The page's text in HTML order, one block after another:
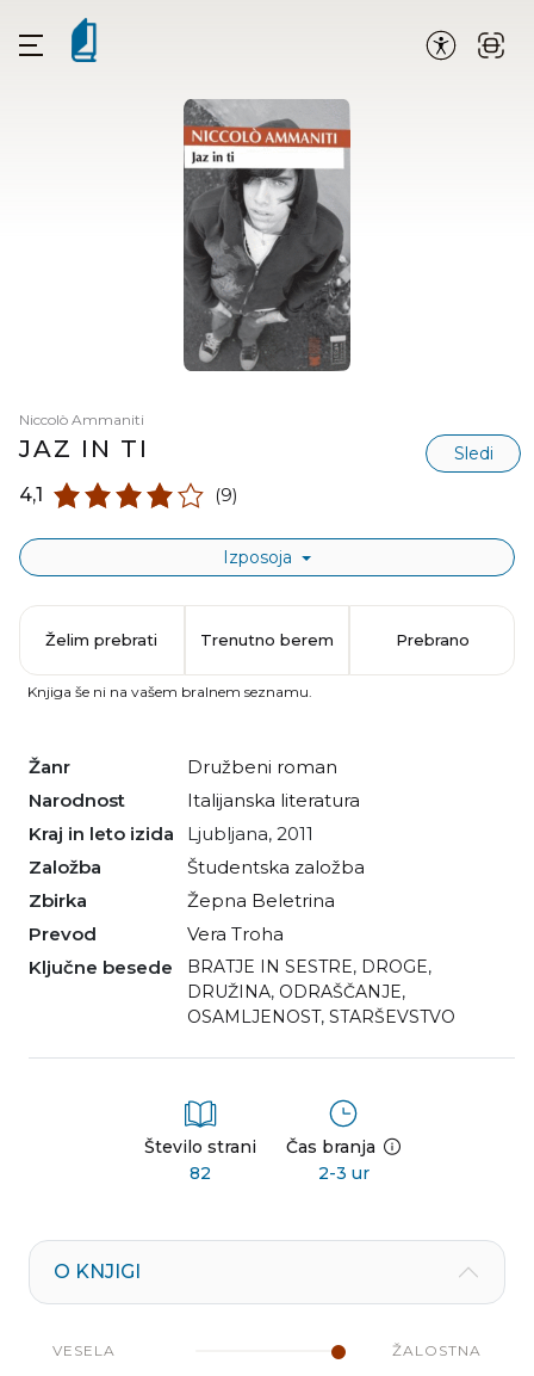
Niccolò Ammaniti
JAZ IN TI Sledi
4,1 (9)
Izposoja
Žanr
družbeni roman
Narodnost
italijanska literatura
Kraj in leto izida
Ljubljana, 2011
Založba
Študentska založba
Zbirka
Žepna Beletrina
Prevod
Vera Troha
Ključne besede
BRATJE IN SESTRE, DROGE,
DRUŽINA, ODRAŠČANJE,
OSAMLJENOST, STARŠEVSTVO
Število strani
82
Čas branja
2-3 ur
Želim prebrati Trenutno berem Prebrano
Knjiga še ni na vašem bralnem seznamu.
O KNJIGI
VESELA ŽALOSTNA